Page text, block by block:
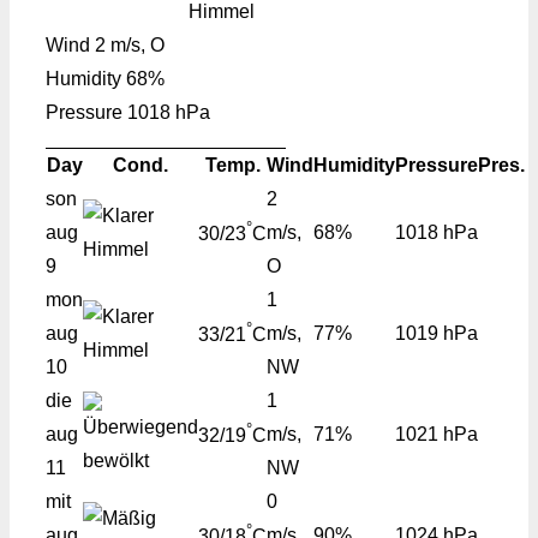
Himmel
Wind 2 m/s, O
Humidity 68%
Pressure 1018 hPa
Day Cond. Temp. Wind HumidityPressurePres.
son
aug
9
30/23°C
2
m/s,
O
68% 1018 hPa
mon
aug
10
33/21°C
1
m/s,
NW
77% 1019 hPa
die
aug
11
32/19°C
1
m/s,
NW
71% 1021 hPa
mit
°
0